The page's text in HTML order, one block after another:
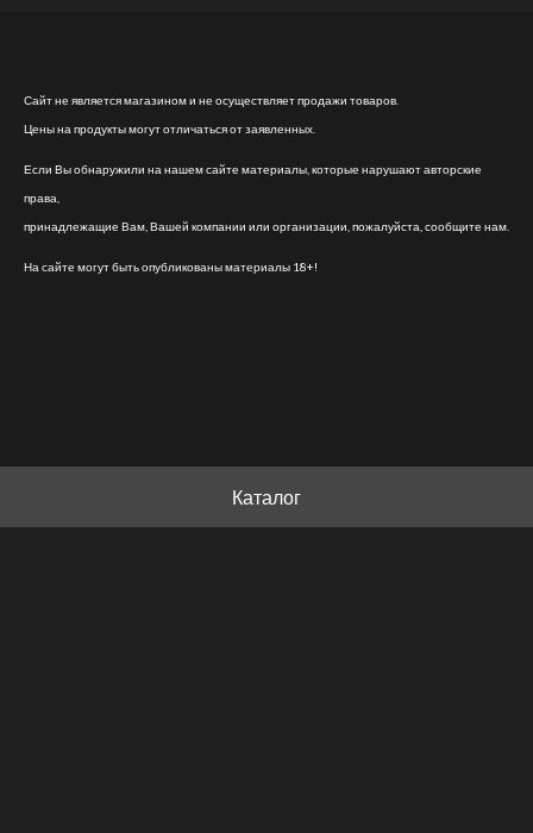
Сайт не является магазином и не осуществляет продажи товаров.
Цены на продукты могут отличаться от заявленных.
Если Вы обнаружили на нашем сайте материалы, которые нарушают авторские
права,
принадлежащие Вам, Вашей компании или организации, пожалуйста, сообщите нам.
На сайте могут быть опубликованы материалы 18+!
Каталог